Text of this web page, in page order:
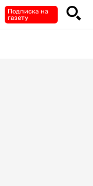
Подписка на
газету